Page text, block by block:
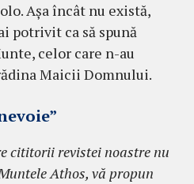
Aşa încât nu există,
potrivit ca să spună
celor care n-au
Maicii Domnului.
cititorii revistei noas­tre nu
Athos, vă propun